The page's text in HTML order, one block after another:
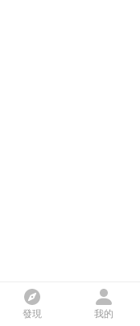
發現 我的